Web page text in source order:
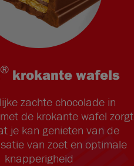
®krokante wafels
zachte chocolade in
de krokante wafel zorgt
je kan genieten van de
van zoet en optimale
knapperigheid